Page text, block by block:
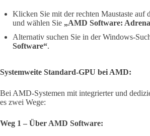
Klicken Sie mit der rechten Maustaste auf
und wählen Sie „AMD Software:
Alternativ suchen Sie in der Windows-
Software“.
Systemweite Standard-GPU bei AMD:
Bei AMD-Systemen mit integrierter und
es zwei Wege:
Weg 1 – Über AMD Software: